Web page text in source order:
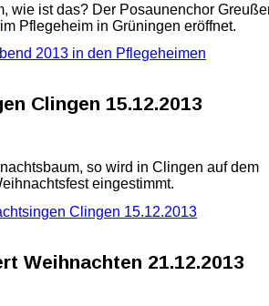
wie ist das? Der Posaunenchor
Pflegeheim in Grüningen eröffnet.
2013 in den Pflegeheimen
Clingen 15.12.2013
so wird in Clingen auf dem
eingestimmt.
Clingen 15.12.2013
Weihnachten 21.12.2013